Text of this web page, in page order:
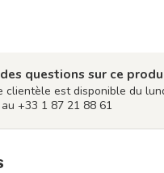
questions sur ce
clientèle est disponible du
+33 1 87 21 88 61